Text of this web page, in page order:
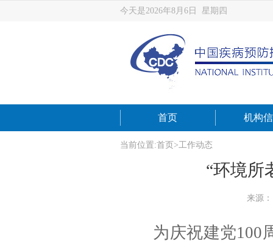
今天是2026年8月6日 星期四
首页 机构
当前位置:首页 >工作动态
“环境所
来源
为庆祝建党100